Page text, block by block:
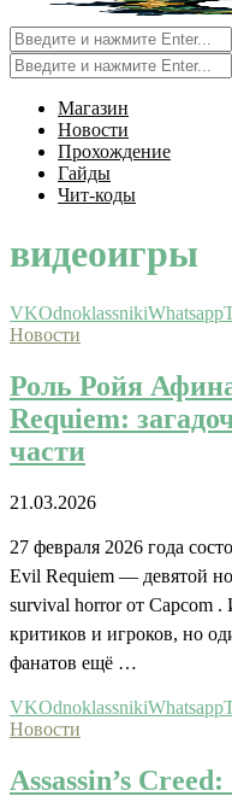
Магазин
Новости
Прохождение
Гайды
Чит-коды
видеоигры
VKOdnoklassnikiWhatsapp
Новости
Роль Ройя
Requiem:
части
21.03.2026
27 февраля 2026 года
Evil Requiem — девятой
survival horror от Capcom
критиков и игроков, но
фанатов ещё …
VKOdnoklassnikiWhatsapp
Новости
Assassin’s